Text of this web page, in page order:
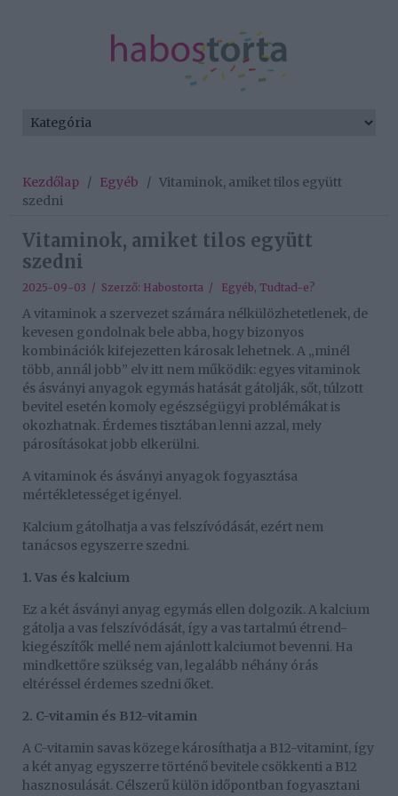
Kezdőlap / Egyéb / Vitaminok, amiket tilos együtt
szedni
Vitaminok, amiket tilos együtt
szedni
2025-09-03 / Szerző: Habostorta / Egyéb, Tudtad-e?
A vitaminok a szervezet számára nélkülözhetetlenek, de
kevesen gondolnak bele abba, hogy bizonyos
kombinációk kifejezetten károsak lehetnek. A „minél
több, annál jobb” elv itt nem működik: egyes vitaminok
és ásványi anyagok egymás hatását gátolják, sőt, túlzott
bevitel esetén komoly egészségügyi problémákat is
okozhatnak. Érdemes tisztában lenni azzal, mely
párosításokat jobb elkerülni.
A vitaminok és ásványi anyagok fogyasztása
mértékletességet igényel.
Kalcium gátolhatja a vas felszívódását, ezért nem
tanácsos egyszerre szedni.
1. Vas és kalcium
Ez a két ásványi anyag egymás ellen dolgozik. A kalcium
gátolja a vas felszívódását, így a vas tartalmú étrend-
kiegészítők mellé nem ajánlott kalciumot bevenni. Ha
mindkettőre szükség van, legalább néhány órás
eltéréssel érdemes szedni őket.
2. C-vitamin és B12-vitamin
A C-vitamin savas közege károsíthatja a B12-vitamint, így
a két anyag egyszerre történő bevitele csökkenti a B12
hasznosulását. Célszerű külön időpontban fogyasztani